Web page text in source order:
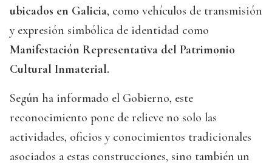
ubicados en Galicia, como vehículos de transmisión
y expresión simbólica de identidad como
Manifestación Representativa del Patrimonio
Cultural Inmaterial.
Según ha informado el Gobierno, este
reconocimiento pone de relieve no solo las
actividades, oficios y conocimientos tradicionales
asociados a estas construcciones, sino también un